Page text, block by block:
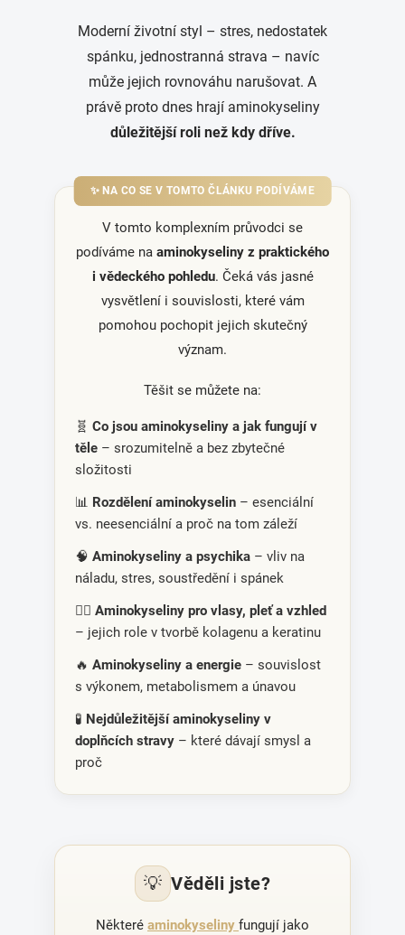
Moderní životní styl – stres, nedostatek
spánku, jednostranná strava – navíc
může jejich rovnováhu narušovat. A
právě proto dnes hrají aminokyseliny
důležitější roli než kdy dříve.
✨ NA CO SE V TOMTO ČLÁNKU PODÍVÁME
V tomto komplexním průvodci se
podíváme na aminokyseliny z praktického
i vědeckého pohledu. Čeká vás jasné
vysvětlení i souvislosti, které vám
pomohou pochopit jejich skutečný
význam.
Těšit se můžete na:
🧬Co jsou aminokyseliny a jak fungují v
těle – srozumitelně a bez zbytečné
složitosti
📊 Rozdělení aminokyselin – esenciální
vs. neesenciální a proč na tom záleží
🧠Aminokyseliny a psychika – vliv na
náladu, stres, soustředění i spánek
💇‍♀️Aminokyseliny pro vlasy, pleť a vzhled
– jejich role v tvorbě kolagenu a keratinu
🔥Aminokyseliny a energie – souvislost
s výkonem, metabolismem a únavou
🧪 Nejdůležitější aminokyseliny v
doplňcích stravy – které dávají smysl a
proč
💡 Věděli jste?
Některé aminokyseliny fungují jako